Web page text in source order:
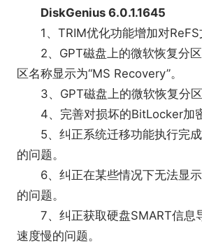
DiskGenius 6.0.1.1645
1、TRIM优化功能增加对ReFS
2、GPT磁盘上的微软恢复分区
区名称显示为“MS Recovery”。
3、GPT磁盘上的微软恢复分区
4、完善对损坏的BitLocker加密
5、纠正系统迁移功能执行完成
的问题。
6、纠正在某些情况下无法显示
的问题。
7、纠正获取硬盘SMART信息
速度慢的问题。